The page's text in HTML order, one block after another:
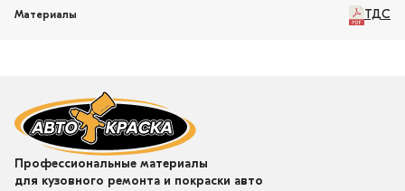
Материалы ТДС
Профессиональные материалы
для кузовного ремонта и покраски авто